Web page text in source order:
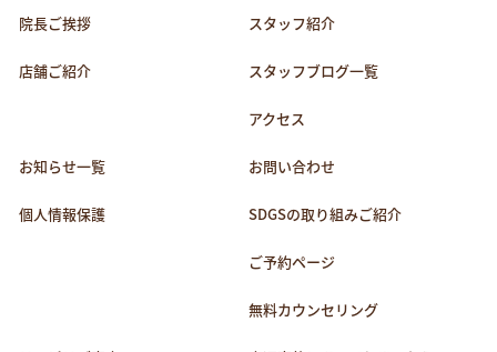
院長ご挨拶
店舗ご紹介
スタッフ紹介
スタッフブログ一覧
アクセス
お知らせ一覧
個人情報保護
お問い合わせ
SDGSの取り組みご紹介
ご予約ページ
無料カウンセリング